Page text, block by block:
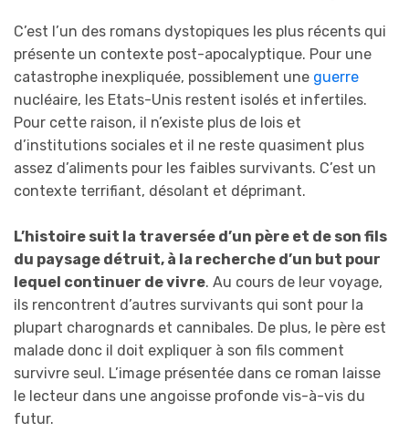
C’est l’un des romans dystopiques les plus récents qui
présente un contexte post-apocalyptique. Pour une
catastrophe inexpliquée, possiblement une guerre
nucléaire, les Etats-Unis restent isolés et infertiles.
Pour cette raison, il n’existe plus de lois et
d’institutions sociales et il ne reste quasiment plus
assez d’aliments pour les faibles survivants. C’est un
contexte terrifiant, désolant et déprimant.
L’histoire suit la traversée d’un père et de son fils
du paysage détruit, à la recherche d’un but pour
lequel continuer de vivre. Au cours de leur voyage,
ils rencontrent d’autres survivants qui sont pour la
plupart charognards et cannibales. De plus, le père est
malade donc il doit expliquer à son fils comment
survivre seul. L’image présentée dans ce roman laisse
le lecteur dans une angoisse profonde vis-à-vis du
futur.